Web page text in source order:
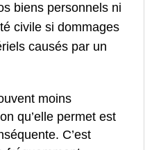
biens personnels ni
civile si dommages
causés par un
moins
qu’elle permet est
C’est